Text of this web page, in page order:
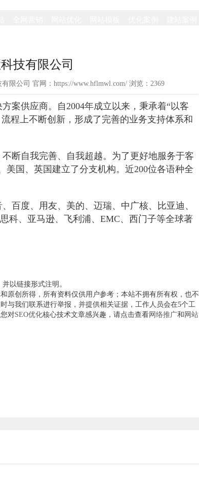
技有限公司
限公司 官网：https://www.hflmwl.com/ 浏览： 2369
案供应商。自2004年成立以来，秉承着“以客
程上不断创新，形成了完善的业务支持体系和
断自我完善、自我超越。为了更好地服务于客
美国、英国建立了分支机构。近200位各语种全
百度、用友、美的、迈瑞、中广核、比亚迪、
科、亚马逊、飞利浦、EMC、西门子等全球著
以链接形式注明。
原创所得，所有资料仅供用户参考；本站不拥有所有权，也不
与我们联系进行举报，并提供相关证据，工作人员会在5个工
对SEO优化核心技术文章感兴趣，请点击查看网络推广和 网站